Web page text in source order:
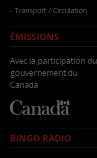
- Transport / Circulation
ÉMISSIONS
Avec la participation du
gouvernement du
Canada
BINGO RADIO